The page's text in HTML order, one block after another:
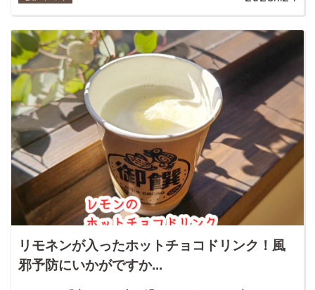
リモネンが入ったホットチョコドリンク！風
邪予防にいかがですか...